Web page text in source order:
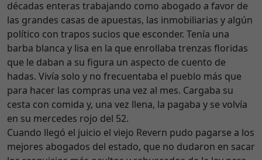
décadas enteras trabajando como abogado a favor de
las grandes casas de apuestas, las inmobiliarias y algún
político con trapos sucios que esconder. Tenía una
barba blanca y lisa en la que enrollaba trenzas floridas
que le daban a su figura un aspecto de cuento de
hadas. Vivía solo y no frecuentaba el pueblo más que
para hacer las compras una vez al mes. Cargaba su
cesta con comida y, una vez llena, la pagaba y se volvía
en su mercedes rojo del 52.
Cuando llegó el juicio el viejo Revern pudo pagarse a los
mejores abogados del estado, que no dudaron en sacar